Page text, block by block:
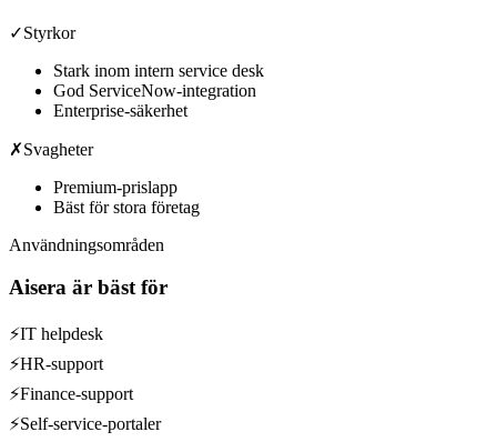
✓Styrkor
Stark inom intern service desk
God ServiceNow-integration
Enterprise-säkerhet
✗Svagheter
Premium-prislapp
Bäst för stora företag
Användningsområden
Aisera är bäst för
⚡IT helpdesk
⚡HR-support
⚡Finance-support
⚡Self-service-portaler